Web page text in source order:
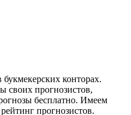
конторах.
своих прогнозистов,
бесплатно. Имеем
прогнозистов.